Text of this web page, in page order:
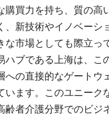
購買力を持ち、質の高
、新技術やイノベーシ
な市場としても際立っ
ハブである上海は、こ
への直接的なゲートウ
います。このユニーク
齢者介護分野でのビジ